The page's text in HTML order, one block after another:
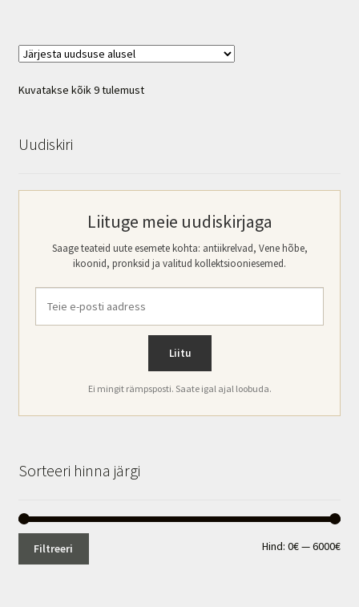
Kuvatakse kõik 9 tulemustSorditud
Uudiskiri
Liituge meie uudiskirjaga
Saage teateid uute esemete kohta: antiikrelvad, Vene hõbe,
ikoonid, pronksid ja valitud kollektsiooniesemed.
Ei mingit rämpsposti. Saate igal ajal loobuda.
Sorteeri hinna järgi
Filtreeri Hind:0€—6000€